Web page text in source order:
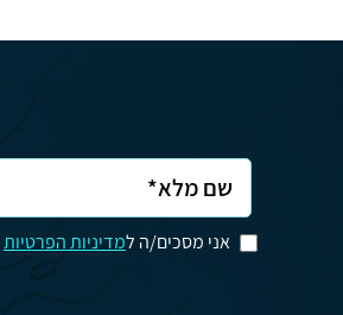
אני מסכים/ה למדיניות הפרטיות